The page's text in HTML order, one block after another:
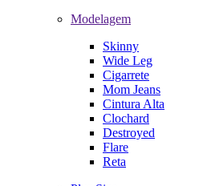
Modelagem
Skinny
Wide Leg
Cigarrete
Mom Jeans
Cintura Alta
Clochard
Destroyed
Flare
Reta